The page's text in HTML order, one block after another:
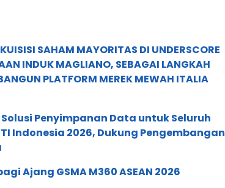
SAHAM MAYORITAS DI UNDERSCORE
INDUK MAGLIANO, SEBAGAI LANGKAH
PLATFORM MEREK MEWAH ITALIA
Solusi Penyimpanan Data untuk Seluruh
Indonesia 2026, Dukung Pengembangan
Ajang GSMA M360 ASEAN 2026